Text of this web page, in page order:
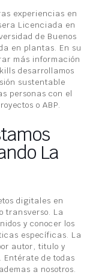
experiencias en
Licenciada en
de Buenos
en plantas. En su
más información
desarrollamos
sustentable
personas con el
o ABP.
La
digitales en
transverso. La
y conocer los
específicas. La
autor, titulo y
Entérate de todas
a nosotros.